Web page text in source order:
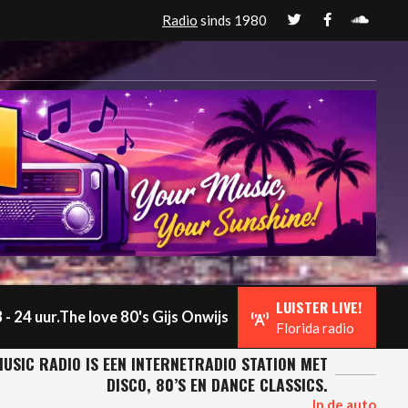
Radio sinds 1980
- 24 uur.The love 80's Gijs Onwijs LUISTER LIVE!
Florida radio
RADIO IS EEN INTERNETRADIO STATION MET
DISCO, 80’S EN DANCE CLASSICS.
In de auto